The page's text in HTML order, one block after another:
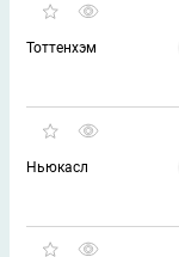
Тоттенхэм
Ньюкасл